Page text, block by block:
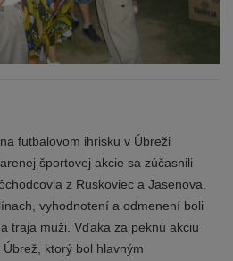
futbalovom ihrisku v Úbreži
športovej akcie sa zúčasnili
z Ruskoviec a Jasenova.
vyhodnotení a odmenení boli
traja muži. Vďaka za peknú akciu
ktorý bol hlavným